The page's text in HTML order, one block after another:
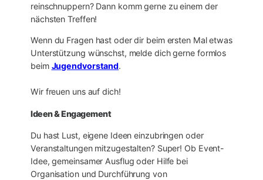
reinschnuppern? Dann komm gerne zu einem der
nächsten Treffen!
Wenn du Fragen hast oder dir beim ersten Mal etwas
Unterstützung wünschst, melde dich gerne formlos
beim Jugendvorstand.
Wir freuen uns auf dich!
Ideen & Engagement
Du hast Lust, eigene Ideen einzubringen oder
Veranstaltungen mitzugestalten? Super! Ob Event-
Idee, gemeinsamer Ausflug oder Hilfe bei
Organisation und Durchführung von